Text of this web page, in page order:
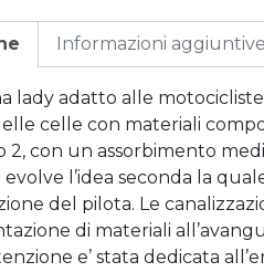
Informazioni aggiuntive
lady adatto alle
celle con materiali
2, con un assorbimento
l’idea seconda la
del pilota. Le
di materiali
e’ stata dedicata